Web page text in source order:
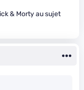
& Morty au sujet